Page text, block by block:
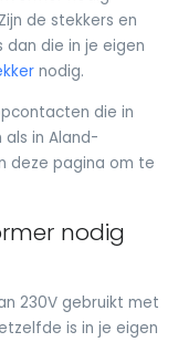
de stekkers en
die in je eigen
nodig.
die in
in Aland-
deze pagina om te
nodig
230V gebruikt met
is in je eigen